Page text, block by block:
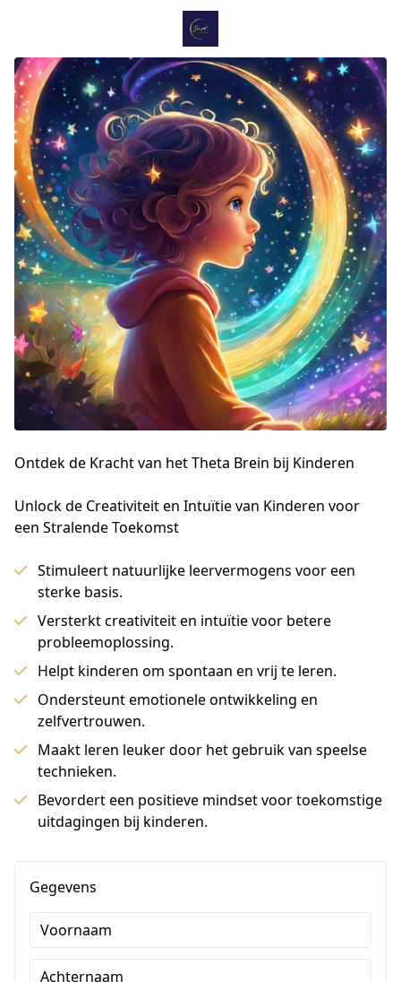
Ontdek de Kracht van het Theta Brein bij Kinderen
Unlock de Creativiteit en Intuïtie van Kinderen voor
een Stralende Toekomst
Stimuleert natuurlijke leervermogens voor een
sterke basis.
Versterkt creativiteit en intuïtie voor betere
probleemoplossing.
Helpt kinderen om spontaan en vrij te leren.
Ondersteunt emotionele ontwikkeling en
zelfvertrouwen.
Maakt leren leuker door het gebruik van speelse
technieken.
Bevordert een positieve mindset voor toekomstige
uitdagingen bij kinderen.
Gegevens
Voornaam
Achternaam